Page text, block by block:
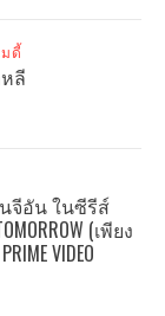
ดี้
หลี
จีอัน ในซีรีส์
(เพียง
VIDEO